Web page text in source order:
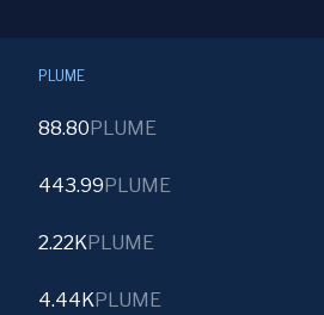
PLUME
88.80PLUME
443.99PLUME
2.22KPLUME
4.44KPLUME